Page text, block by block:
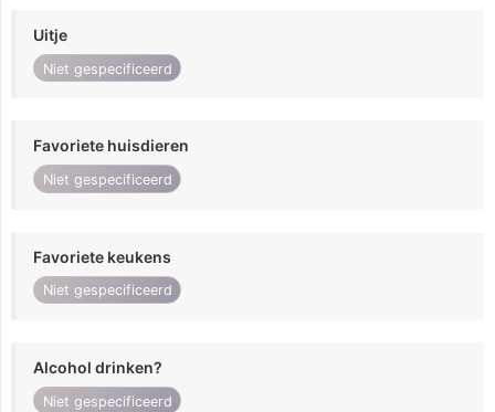
Uitje
Niet gespecificeerd
Favoriete huisdieren
Niet gespecificeerd
Favoriete keukens
Niet gespecificeerd
Alcohol drinken?
Niet gespecificeerd